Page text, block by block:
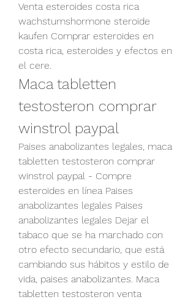
Venta esteroides costa rica
wachstumshormone steroide
kaufen Comprar esteroides en
costa rica, esteroides y efectos en
el cere.
Maca tabletten
testosteron comprar
winstrol paypal
Paises anabolizantes legales, maca
tabletten testosteron comprar
winstrol paypal - Compre
esteroides en línea Paises
anabolizantes legales Paises
anabolizantes legales Dejar el
tabaco que se ha marchado con
otro efecto secundario, que está
cambiando sus hábitos y estilo de
vida, paises anabolizantes. Maca
tabletten testosteron venta